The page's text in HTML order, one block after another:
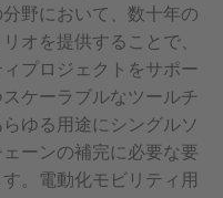
野において、数十年の
オを提供することで、
プロジェクトをサポー
ケーラブルなツールチ
ゆる用途にシングルソ
ーンの補完に必要な要
。電動化モビリティ用